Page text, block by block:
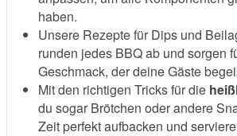
haben.
Unsere Rezepte für Dips und
runden jedes BBQ ab und sorgen
Geschmack, der deine Gäste
Mit den richtigen Tricks für die
du sogar Brötchen oder andere
Zeit perfekt aufbacken und